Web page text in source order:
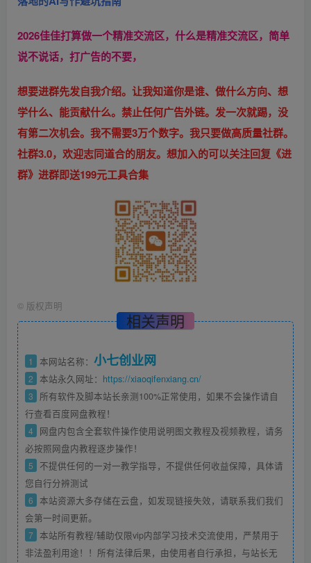
2026佳佳打算做一个精准交流区，什么是精准交流区，简单
说不说话，打广告的不要，
想要进群先发自我介绍。让我知道你是谁、做什么方向、想
学什么、能贡献什么。禁止任何广告外链。发一次就踢，没
有第二次机会。我不需要3万个数字。我只要做高质量社群。
社群3.0，欢迎志同道合的朋友。想加入的可以关注回复《进
群》进群即送199元工具合集
© 版权声明
相关声明
1 本网站名称： 小七创业网
2 本站永久网址： https://xiaoqifenxiang.cn/
3
所有软件及脚本站长亲测100%正常使用，如果不会操作请自
行查看百度网盘教程！
4
网盘内包含全套软件操作使用说明图文教程及视频教程，请务
必按照网盘内教程逐步操作！
5
不提供任何的一对一教学指导，不提供任何收益保障，具体请
您自行分辨测试
6
本站资源大多存储在云盘，如发现链接失效，请联系我们我们
会第一时间更新。
7
本站所有教程/辅助仅限vip内部学习技术交流使用，严禁用于
非法盈利用途！！所有法律后果，由使用者自行承担，与站长无